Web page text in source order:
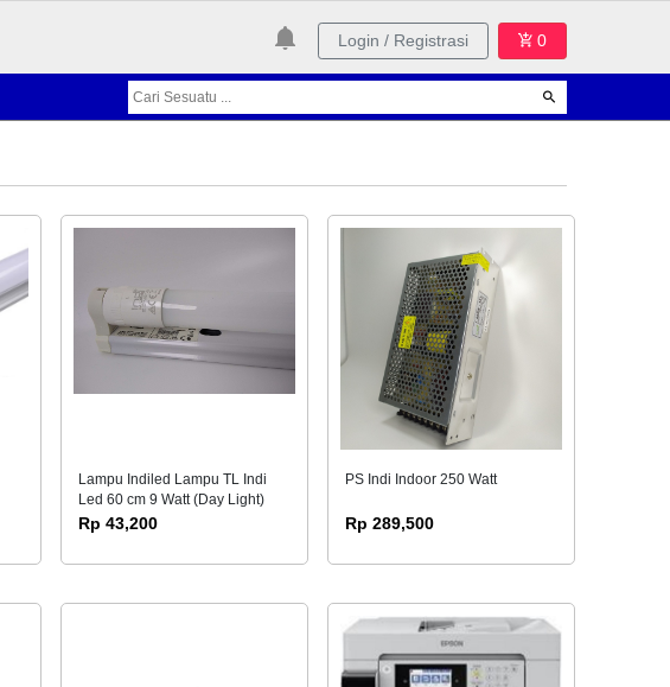
Login / Registrasi 0
Lampu Indiled Lampu TL Indi
Led 60 cm 9 Watt (Day Light)
Rp 43,200
PS Indi Indoor 250 Watt
Rp 289,500